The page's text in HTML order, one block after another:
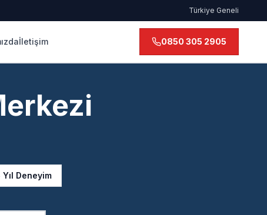
Türkiye Geneli
İletişim 0850 305 2905
Yıl Deneyim